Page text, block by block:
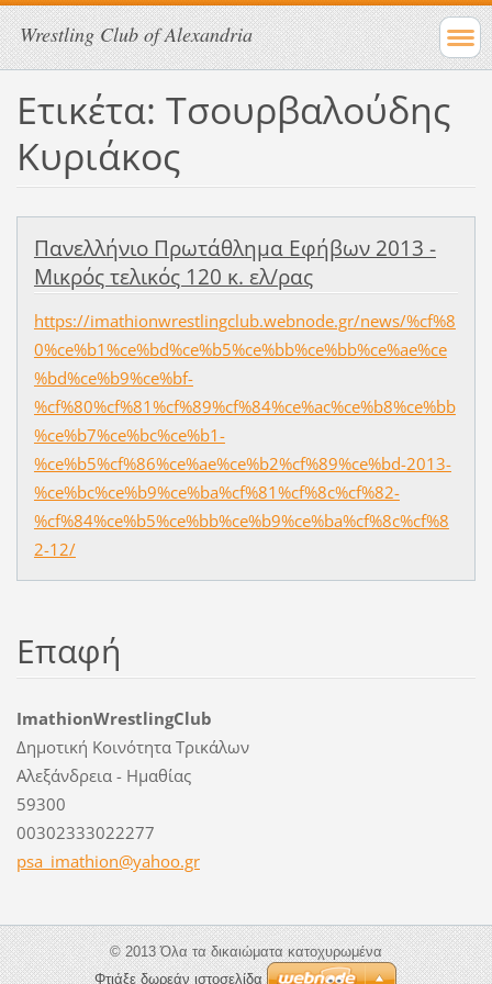
Wrestling Club of Alexandria
Ετικέτα: Τσουρβαλούδης
Κυριάκος
Πανελλήνιο Πρωτάθλημα Εφήβων 2013 -
Μικρός τελικός 120 κ. ελ/ρας
https://imathionwrestlingclub.webnode.gr/news/%cf%8
0%ce%b1%ce%bd%ce%b5%ce%bb%ce%bb%ce%ae%ce
%bd%ce%b9%ce%bf-
%cf%80%cf%81%cf%89%cf%84%ce%ac%ce%b8%ce%bb
%ce%b7%ce%bc%ce%b1-
%ce%b5%cf%86%ce%ae%ce%b2%cf%89%ce%bd-2013-
%ce%bc%ce%b9%ce%ba%cf%81%cf%8c%cf%82-
%cf%84%ce%b5%ce%bb%ce%b9%ce%ba%cf%8c%cf%8
2-12/
Επαφή
ImathionWrestlingClub
Δημοτική Κοινότητα Τρικάλων
Αλεξάνδρεια - Ημαθίας
59300
00302333022277
psa_imathion@yahoo.gr
© 2013 Όλα τα δικαιώματα κατοχυρωμένα
Φτιάξε δωρεάν ιστοσελίδα